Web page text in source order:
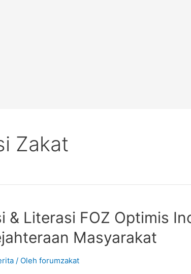
Zakat
& Literasi FOZ Optimis
Masyarakat
/ Oleh forumzakat